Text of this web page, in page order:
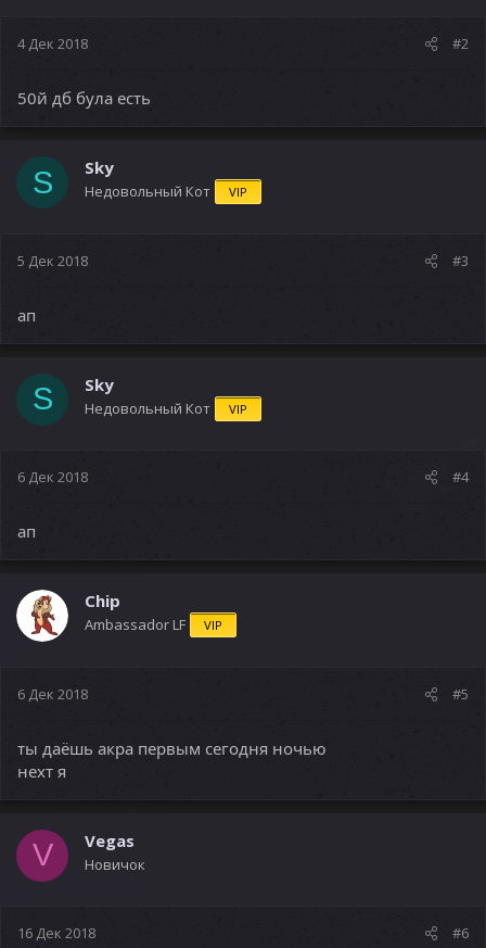
4 Дек 2018 #2
50й дб була есть
S Sky
Недовольный Кот VIP
5 Дек 2018 #3
ап
S Sky
Недовольный Кот VIP
6 Дек 2018 #4
ап
Chip
Ambassador LF VIP
6 Дек 2018 #5
ты даёшь акра первым сегодня ночью
нехт я
V Vegas
Новичок
16 Дек 2018 #6